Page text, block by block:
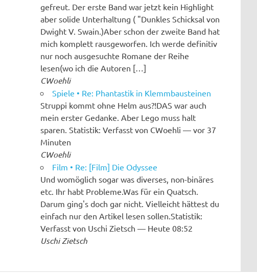
gefreut. Der erste Band war jetzt kein Highlight
aber solide Unterhaltung ( "Dunkles Schicksal von
Dwight V. Swain.)Aber schon der zweite Band hat
mich komplett rausgeworfen. Ich werde definitiv
nur noch ausgesuchte Romane der Reihe
lesen(wo ich die Autoren […]
CWoehli
Spiele • Re: Phantastik in Klemmbausteinen
Struppi kommt ohne Helm aus?!DAS war auch
mein erster Gedanke. Aber Lego muss halt
sparen. Statistik: Verfasst von CWoehli — vor 37
Minuten
CWoehli
Film • Re: [Film] Die Odyssee
Und womöglich sogar was diverses, non-binäres
etc. Ihr habt Probleme.Was für ein Quatsch.
Darum ging's doch gar nicht. Vielleicht hättest du
einfach nur den Artikel lesen sollen.Statistik:
Verfasst von Uschi Zietsch — Heute 08:52
Uschi Zietsch